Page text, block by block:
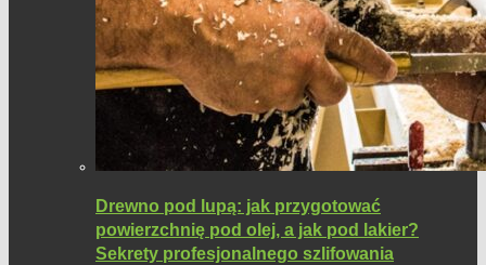
Drewno pod lupą: jak przygotować
powierzchnię pod olej, a jak pod lakier?
Sekrety profesjonalnego szlifowania